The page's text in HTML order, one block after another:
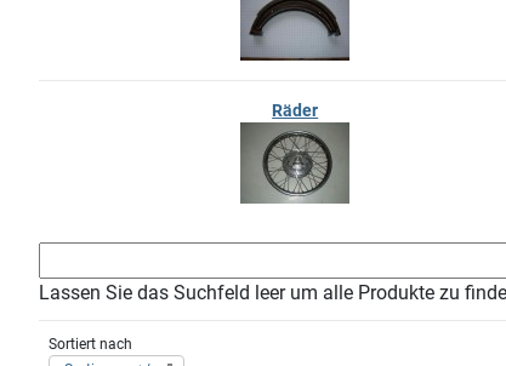
Räder
Lassen Sie das Suchfeld leer um alle Produkte zu
Sortiert nach